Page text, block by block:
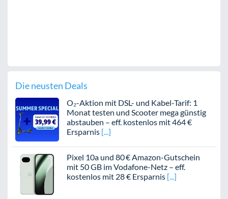
Die neusten Deals
O₂-Aktion mit DSL- und Kabel-Tarif: 1
Monat testen und Scooter mega günstig
abstauben – eff. kostenlos mit 464 €
Ersparnis
Pixel 10a und 80 € Amazon-Gutschein
mit 50 GB im Vodafone-Netz – eff.
kostenlos mit 28 € Ersparnis